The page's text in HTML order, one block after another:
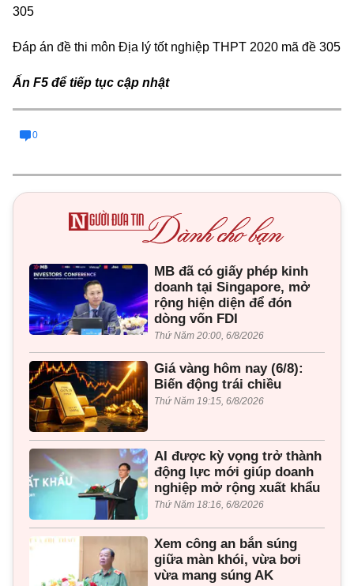
305
Đáp án đề thi môn Địa lý tốt nghiệp THPT 2020 mã đề 305
Ấn F5 để tiếp tục cập nhật
0
MB đã có giấy phép kinh
doanh tại Singapore, mở
rộng hiện diện để đón
dòng vốn FDI
Thứ Năm 20:00, 6/8/2026
Giá vàng hôm nay (6/8):
Biến động trái chiều
Thứ Năm 19:15, 6/8/2026
AI được kỳ vọng trở thành
động lực mới giúp doanh
nghiệp mở rộng xuất khẩu
Thứ Năm 18:16, 6/8/2026
Xem công an bắn súng
giữa màn khói, vừa bơi
vừa mang súng AK